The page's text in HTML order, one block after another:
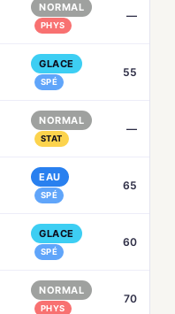
NORMAL
PHYS
—
GLACE
SPÉ
55
NORMAL
STAT
—
EAU
SPÉ
65
GLACE
SPÉ
60
NORMAL
PHYS
70